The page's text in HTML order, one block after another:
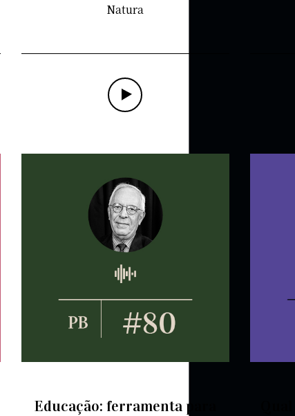
Natura
Educação: ferramenta para